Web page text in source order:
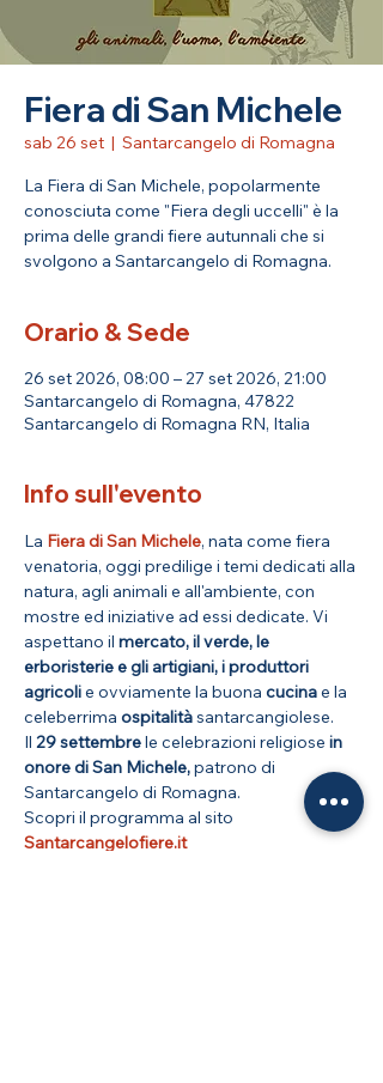
Fiera di San Michele
sab 26 set
  |
Santarcangelo di Romagna
La Fiera di San Michele, popolarmente
conosciuta come "Fiera degli uccelli" è la
prima delle grandi fiere autunnali che si
svolgono a Santarcangelo di Romagna.
Orario & Sede
26 set 2026, 08:00 – 27 set 2026, 21:00
Santarcangelo di Romagna, 47822
Santarcangelo di Romagna RN, Italia
Info sull'evento
La Fiera di San Michele, nata come fiera
venatoria, oggi predilige i temi dedicati alla
natura, agli animali e all'ambiente, con
mostre ed iniziative ad essi dedicate. Vi
aspettano il mercato, il verde, le
erboristerie e gli artigiani, i produttori
agricoli e ovviamente la buona cucina e la
celeberrima ospitalità santarcangiolese.
Il 29 settembre le celebrazioni religiose in
onore di San Michele, patrono di
Santarcangelo di Romagna.
Scopri il programma al sito
Santarcangelofiere.it